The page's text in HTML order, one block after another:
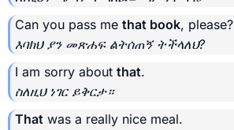
Can you pass me that book, please?
እባክህ ያን መጽሐፍ ልትሰጠኝ ትችላለህ?
I am sorry about that.
ስለዚህ ነገር ይቅርታ።
That was a really nice meal.